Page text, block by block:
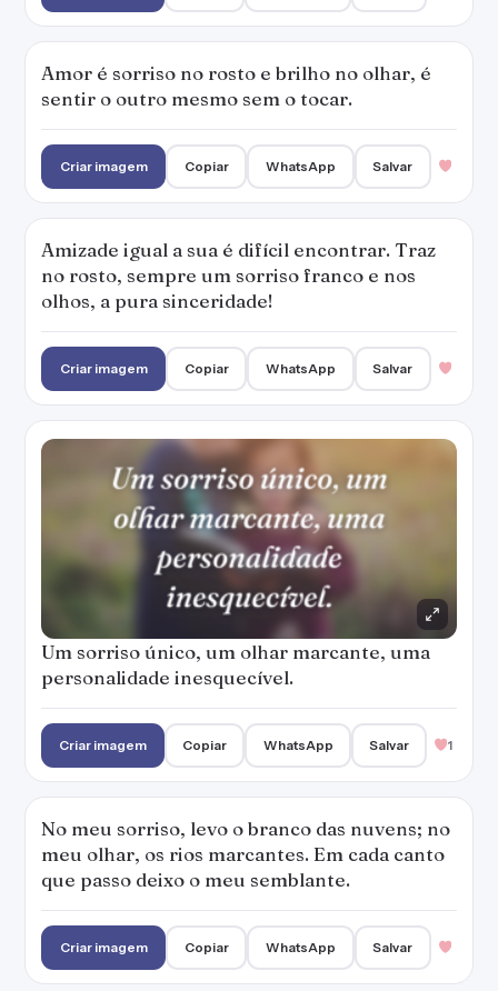
Criar imagem Copiar WhatsApp Salvar
personalidade inesquecível.
No meu sorriso, levo o branco das nuvens; no
meu olhar, os rios marcantes. Em cada canto
que passo deixo o meu semblante.
Copiar
nas palavras, inteligência é o bastante para
conquistar qualquer espaço.
Copiar WhatsApp